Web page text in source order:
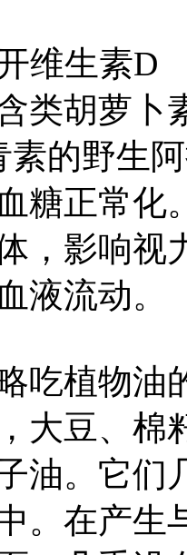
维生素D
类胡萝卜
素的野生
糖正常化
，影响视
液流动。
吃植物油
大豆、棉
油。它们
。在产生